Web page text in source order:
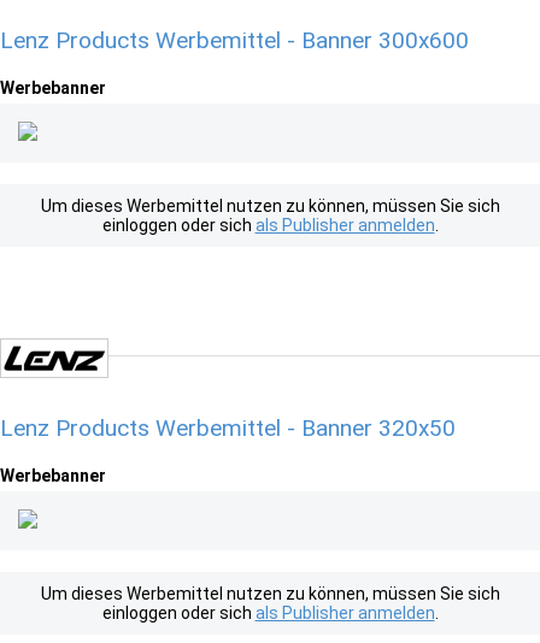
Lenz Products Werbemittel - Banner 300x600
Werbebanner
Um dieses Werbemittel nutzen zu können, müssen Sie sich
einloggen oder sich als Publisher anmelden
Lenz Products Werbemittel - Banner 320x50
Werbebanner
Um dieses Werbemittel nutzen zu können, müssen Sie sich
einloggen oder sich als Publisher anmelden